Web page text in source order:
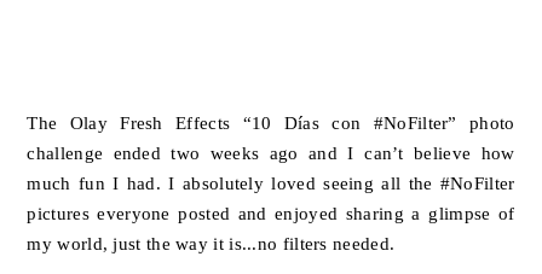
The Olay Fresh Effects “10 Días con #NoFilter” photo
challenge ended two weeks ago and I can’t believe how
much fun I had. I absolutely loved seeing all the #NoFilter
pictures everyone posted and enjoyed sharing a glimpse of
my world, just the way it is...no filters needed.